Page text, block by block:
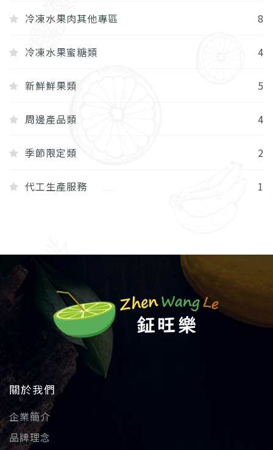
冷凍水果肉其他專區 8
冷凍水果蜜糖類 4
新鮮鮮果類 5
周邊產品類 4
季節限定類 2
代工生產服務 1
關於我們
企業簡介
品牌理念